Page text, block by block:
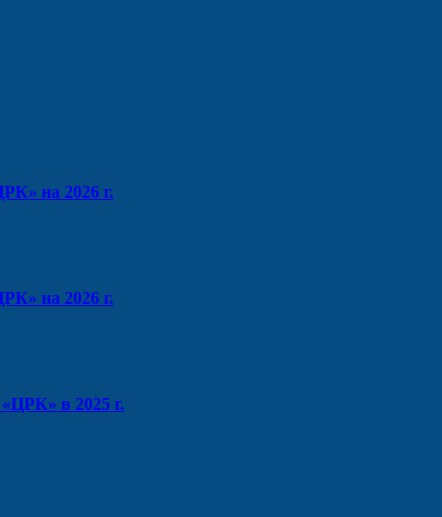
на 2026 г.
на 2026 г.
в 2025 г.